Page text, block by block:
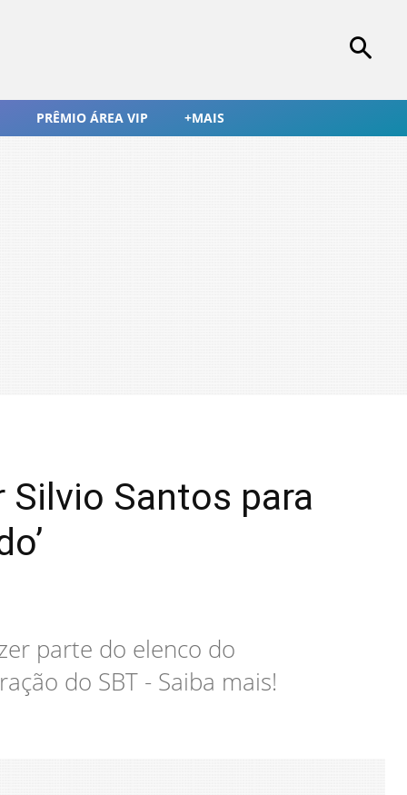
PRÊMIO ÁREA VIP +MAIS
Santos para
parte do elenco do
do SBT - Saiba mais!